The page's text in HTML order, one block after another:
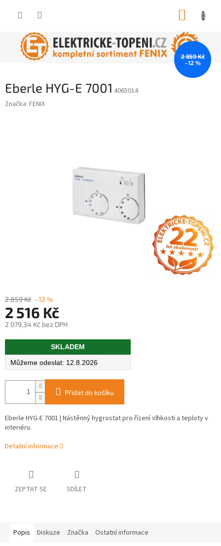
Eberle HYG-E 7001 4065014
Značka: FENIX
2 859 Kč
–12 %
2 859 Kč –12 %
2 516 Kč
2 079,34 Kč bez DPH
Měrná
SKLADEM
12.8.2026
Přidat do košíku
Eberle HYG-E 7001 | Nástěnný hygrostat pro řízení vlhkosti a teploty v
interiéru.
Detailní informace
ZEPTAT SE SDÍLET
Popis Diskuze Značka Ostatní informace